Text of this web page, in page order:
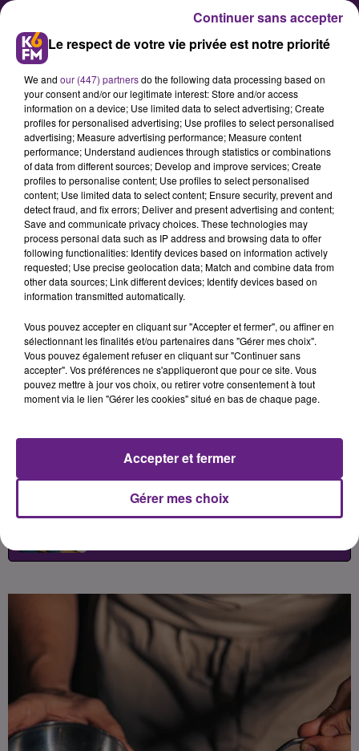
Une nouvelle maison de haute
gastronomie à Dijon : le CIBO
lance des travaux
d’agrandissement
Le restaurant étoilé CIBO Dijon,
tenu par le chef Angelo Ferrigno,
partir de cet automne et jusqu’en
mars prochain, l’établissement va
connaître des travaux
d’agrandissement afin de devenir
Publié : 2 novembre 2025 à 15h00 par
Léon Charpenay-Redacteur Web
Pigiste
Le respect de votre vie privée est notre priorité
We and our (447) partnersdo the following data processing based on
your consent and/or our legitimate interest: Store and/or access
information on a device; Use limited data to select advertising; Create
profiles for personalised advertising; Use profiles to select personalised
advertising; Measure advertising performance; Measure content
performance; Understand audiences through statistics or combinations
of data from different sources; Develop and improve services; Create
profiles to personalise content; Use profiles to select personalised
content; Use limited data to select content; Ensure security, prevent and
detect fraud, and fix errors; Deliver and present advertising and content;
Save and communicate privacy choices. These technologies may
process personal data such as IP address and browsing data to offer
following functionalities: Identify devices based on information actively
requested; Use precise geolocation data; Match and combine data from
other data sources; Link different devices; Identify devices based on
information transmitted automatically.
Vous pouvez accepter en cliquant sur "Accepter et fermer", ou affiner en
sélectionnant les finalités et/ou partenaires dans "Gérer mes choix".
Vous pouvez également refuser en cliquant sur "Continuer sans
accepter". Vos préférences ne s'appliqueront que pour ce site. Vous
pouvez mettre à jour vos choix, ou retirer votre consentement à tout
moment via le lien "Gérer les cookies" situé en bas de chaque page.
Gérer mes choix
Accepter et fermer
Continuer sans accepter